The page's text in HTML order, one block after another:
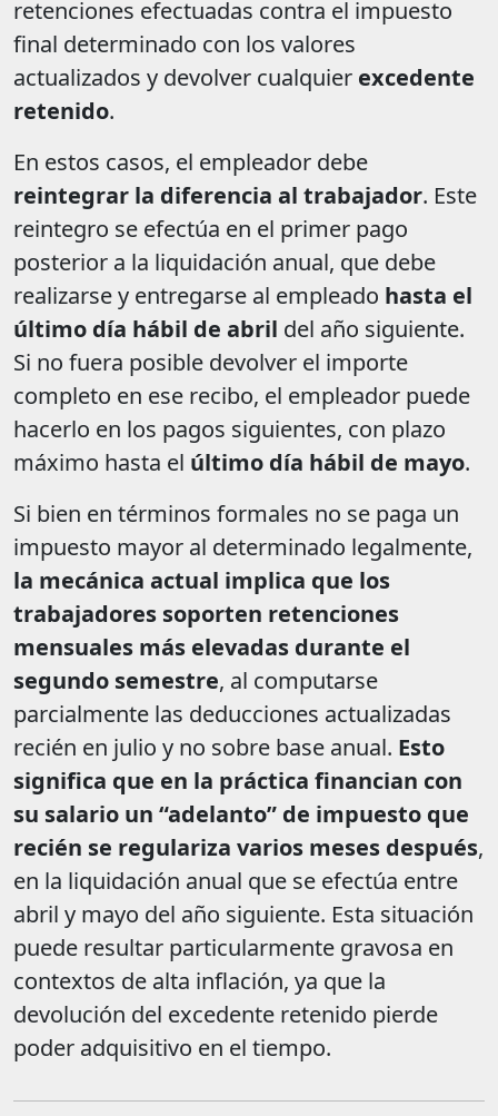
retenciones efectuadas contra el impuesto
final determinado con los valores
actualizados y devolver cualquier excedente
retenido.
En estos casos, el empleador debe
reintegrar la diferencia al trabajador. Este
reintegro se efectúa en el primer pago
posterior a la liquidación anual, que debe
realizarse y entregarse al empleado hasta el
último día hábil de abril del año siguiente.
Si no fuera posible devolver el importe
completo en ese recibo, el empleador puede
hacerlo en los pagos siguientes, con plazo
máximo hasta el último día hábil de mayo.
Si bien en términos formales no se paga un
impuesto mayor al determinado legalmente,
la mecánica actual implica que los
trabajadores soporten retenciones
mensuales más elevadas durante el
segundo semestre, al computarse
parcialmente las deducciones actualizadas
recién en julio y no sobre base anual. Esto
significa que en la práctica financian con
su salario un “adelanto” de impuesto que
recién se regulariza varios meses después,
en la liquidación anual que se efectúa entre
abril y mayo del año siguiente. Esta situación
puede resultar particularmente gravosa en
contextos de alta inflación, ya que la
devolución del excedente retenido pierde
poder adquisitivo en el tiempo.